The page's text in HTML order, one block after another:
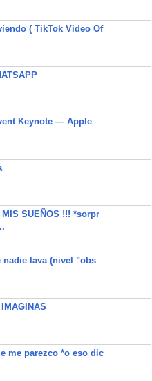
( TikTok Video Of
Keynote — Apple
SUEÑOS !!! *sorpr
nadie lava (nivel "obs
me parezco *o eso dic